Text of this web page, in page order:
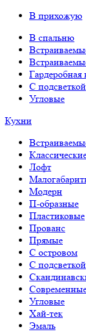
В прихожую
В спальню
Гардеробная
С подсветкой
Угловые
Кухни
Лофт
Модерн
П-образные
Пластиковые
Прованс
Прямые
С островом
С подсветкой
Угловые
Хай-тек
Эмаль